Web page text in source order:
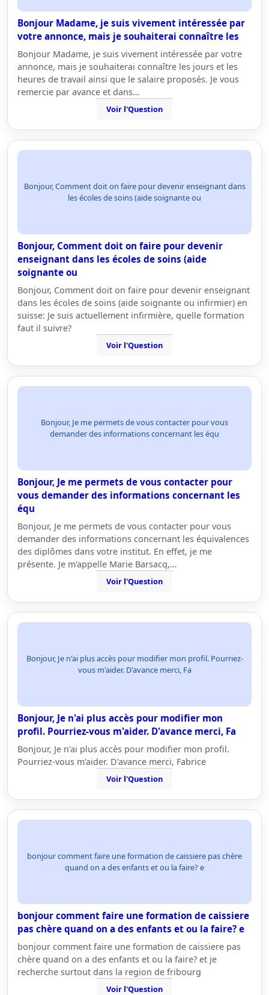
Bonjour Madame, je suis vivement intéressée par
votre annonce, mais je souhaiterai connaître les
Bonjour Madame, je suis vivement intéressée par votre
annonce, mais je souhaiterai connaître les jours et les
heures de travail ainsi que le salaire proposés. Je vous
remercie par avance et dans…
Voir l'Question
Bonjour, Comment doit on faire pour devenir enseignant dans
les écoles de soins (aide soignante ou
Bonjour, Comment doit on faire pour devenir
enseignant dans les écoles de soins (aide
soignante ou
Bonjour, Comment doit on faire pour devenir enseignant
dans les écoles de soins (aide soignante ou infirmier) en
suisse: Je suis actuellement infirmière, quelle formation
faut il suivre?
Voir l'Question
Bonjour, Je me permets de vous contacter pour vous
demander des informations concernant les équ
Bonjour, Je me permets de vous contacter pour
vous demander des informations concernant les
équ
Bonjour, Je me permets de vous contacter pour vous
demander des informations concernant les équivalences
des diplômes dans votre institut. En effet, je me
présente. Je m'appelle Marie Barsacq,…
Voir l'Question
Bonjour, Je n'ai plus accès pour modifier mon profil. Pourriez-
vous m'aider. D'avance merci, Fa
Bonjour, Je n'ai plus accès pour modifier mon
profil. Pourriez-vous m'aider. D'avance merci, Fa
Bonjour, Je n'ai plus accès pour modifier mon profil.
Pourriez-vous m'aider. D'avance merci, Fabrice
Voir l'Question
bonjour comment faire une formation de caissiere pas chère
quand on a des enfants et ou la faire? e
bonjour comment faire une formation de caissiere
pas chère quand on a des enfants et ou la faire? e
bonjour comment faire une formation de caissiere pas
chère quand on a des enfants et ou la faire? et je
recherche surtout dans la region de fribourg
Voir l'Question